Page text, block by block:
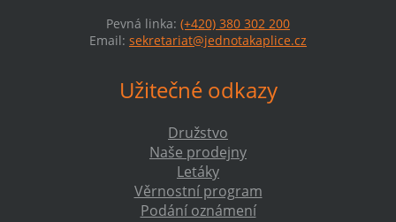
Pevná linka: (+420) 380 302 200
Email: sekretariat@jednotakaplice.cz
Užitečné odkazy
Družstvo
Naše prodejny
Letáky
Věrnostní program
Podání oznámení